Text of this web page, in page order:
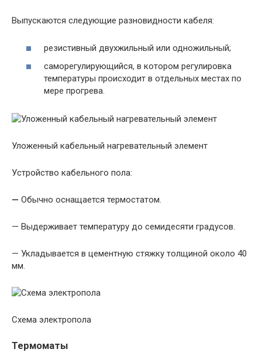
Выпускаются следующие разновидности кабеля:
резистивный двухжильный или одножильный;
саморегулирующийся, в котором регулировка
температуры происходит в отдельных местах по
мере прогрева.
Уложенный кабельный нагревательный элемент
Устройство кабельного пола:
— Обычно оснащается термостатом.
— Выдерживает температуру до семидесяти градусов.
— Укладывается в цементную стяжку толщиной около 40
мм.
Схема электропола
Термоматы